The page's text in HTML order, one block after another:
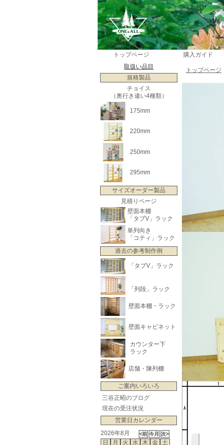
トップページ 購入ガイド
取扱い品目
規格製品
チョイス
（奥行き違い4種類）
175mm
220mm
250mm
295mm
サイズオーダー製品
見積りページ
壁面本棚
「タブV」ラック
単列向き
「コティ」ラック
過去の参考制作例
「タブV」ラック
「列段」ラック
壁面本棚・ラック
壁面キャビネット
カウンター下
ラック
店舗・陳列棚
ご案内いろいろ
三谷正昭のブログ
現在の受注状況
営業日カレンダー
2026年8月
日
月 火 水 木 金 土
トップページ